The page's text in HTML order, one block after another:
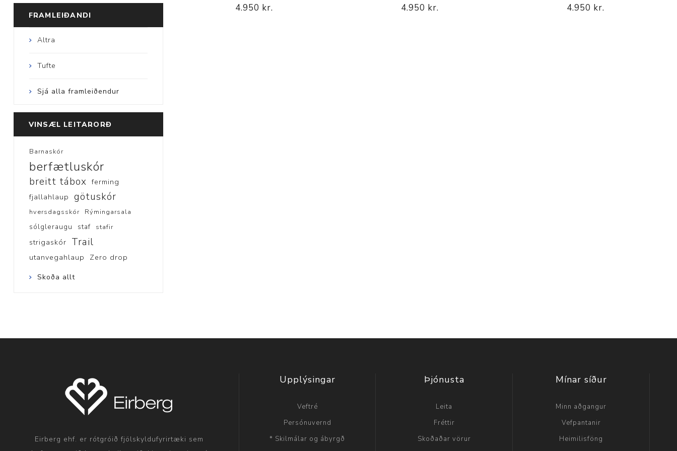
Nálastungudýnur
4.950 kr. 4.950 kr. 4.950 kr.
FRAMLEIÐANDI
Altra
Tufte
Sjá alla framleiðendur
VINSÆL LEITARORÐ
Barnaskór
berfætluskór
breitt tábox ferming
fjallahlaup götuskór
hversdagsskór Rýmingarsala
sólgleraugu staf stafir
strigaskór Trail
utanvegahlaup Zero drop
Skoða allt
Eirberg ehf. er rótgróið fjölskyldufyrirtæki sem
Upplýsingar
Veftré
Persónuvernd
* Skilmálar og ábyrgð
Þjónusta
Leita
Fréttir
Skoðaðar vörur
Mínar síður
Minn aðgangur
Vefpantanir
Heimilisföng